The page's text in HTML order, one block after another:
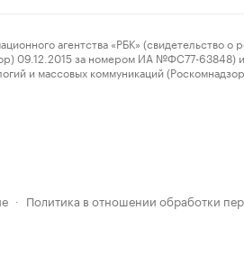
агентства «РБК» (свидетельство о
09.12.2015 за номером ИА №ФС77-63848) и
и массовых коммуникаций
· Политика в отношении обработки